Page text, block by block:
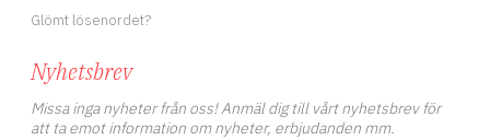
Glömt lösenordet?
Nyhetsbrev
Missa inga nyheter från oss! Anmäl dig till vårt nyhetsbrev för
att ta emot information om nyheter, erbjudanden mm.